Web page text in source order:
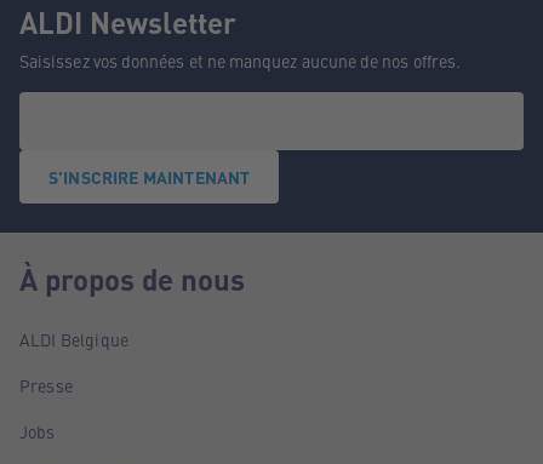
ALDI Newsletter
Saisissez vos données et ne manquez aucune de nos offres.
S'INSCRIRE MAINTENANT
À propos de nous
ALDI Belgique
Presse
Jobs